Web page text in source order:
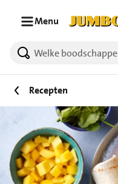
Menu
Recepten